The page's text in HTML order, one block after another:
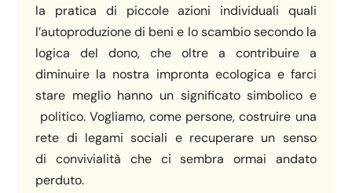
la pratica di piccole azioni individuali quali
l’autoproduzione di beni e lo scambio secondo la
logica del dono, che oltre a contribuire a
diminuire la nostra impronta ecologica e farci
stare meglio hanno un significato simbolico e
politico. Vogliamo, come persone, costruire una
rete di legami sociali e recuperare un senso
di convivialità che ci sembra ormai andato
perduto.